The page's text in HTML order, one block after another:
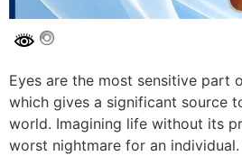
Eyes are the most sensitive part
which gives a significant source
world. Imagining life without its
worst nightmare for an